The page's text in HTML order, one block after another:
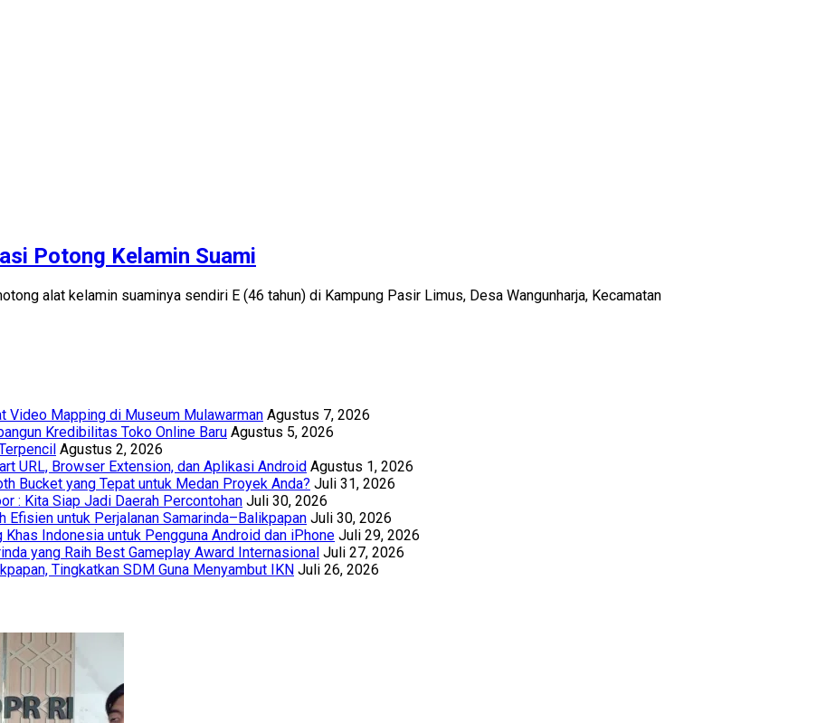
Potong Kelamin Suami
alat kelamin suaminya sendiri E (46 tahun) di Kampung Pasir Limus, Desa Wangunharja, Kecamatan
Video Mapping di Museum Mulawarman Agustus 7, 2026
Kredibilitas Toko Online Baru Agustus 5, 2026
Agustus 2, 2026
URL, Browser Extension, dan Aplikasi Android Agustus 1, 2026
Bucket yang Tepat untuk Medan Proyek Anda? Juli 31, 2026
: Kita Siap Jadi Daerah Percontohan Juli 30, 2026
Efisien untuk Perjalanan Samarinda–Balikpapan Juli 30, 2026
Indonesia untuk Pengguna Android dan iPhone Juli 29, 2026
yang Raih Best Gameplay Award Internasional Juli 27, 2026
Tingkatkan SDM Guna Menyambut IKN Juli 26, 2026